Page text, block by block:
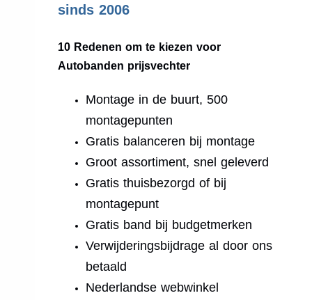
sinds 2006
10 Redenen om te kiezen voor
Autobanden prijsvechter
Montage in de buurt, 500
montagepunten
Gratis balanceren bij montage
Groot assortiment, snel geleverd
Gratis thuisbezorgd of bij
montagepunt
Gratis band bij budgetmerken
Verwijderingsbijdrage al door ons
betaald
Nederlandse webwinkel